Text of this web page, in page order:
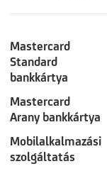
Mastercard
Standard
bankkártya
Mastercard
Arany bankkártya
Mobilalkalmazási
szolgáltatás